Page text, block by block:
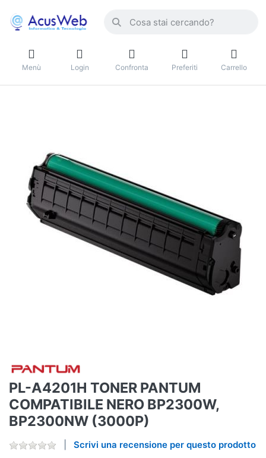
Menù Login Confronta Preferiti Carrello
PL-A4201H TONER PANTUM
COMPATIBILE NERO BP2300W,
BP2300NW (3000P)
Scrivi una recensione per questo prodotto